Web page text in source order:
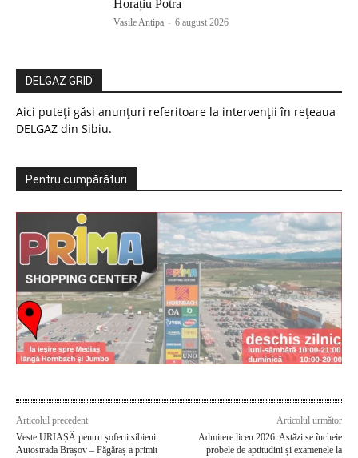
Horațiu Potra
Vasile Antipa - 6 august 2026
DELGAZ GRID
Aici puteți găsi anunțuri referitoare la intervenții în rețeaua
DELGAZ din Sibiu.
Pentru cumpărături
Articolul precedent
Veste URIAȘĂ pentru șoferii sibieni:
Autostrada Brașov – Făgăraș a primit
Articolul următor
Admitere liceu 2026: Astăzi se încheie
probele de aptitudini și examenele la